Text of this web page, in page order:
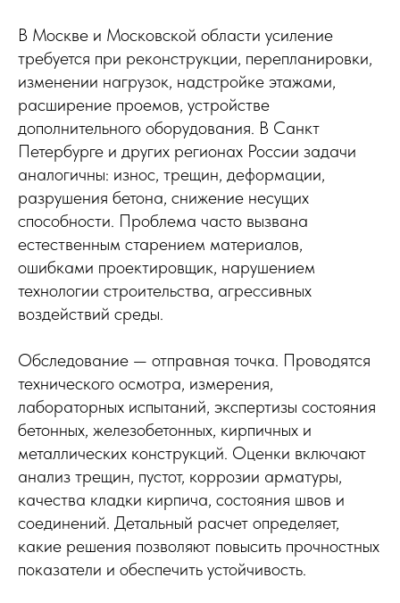
В Москве и Московской области усиление
требуется при реконструкции, перепланировки,
изменении нагрузок, надстройке этажами,
расширение проемов, устройстве
дополнительного оборудования. В Санкт
Петербурге и других регионах России задачи
аналогичны: износ, трещин, деформации,
разрушения бетона, снижение несущих
способности. Проблема часто вызвана
естественным старением материалов,
ошибками проектировщик, нарушением
технологии строительства, агрессивных
воздействий среды.
Обследование — отправная точка. Проводятся
технического осмотра, измерения,
лабораторных испытаний, экспертизы состояния
бетонных, железобетонных, кирпичных и
металлических конструкций. Оценки включают
анализ трещин, пустот, коррозии арматуры,
качества кладки кирпича, состояния швов и
соединений. Детальный расчет определяет,
какие решения позволяют повысить прочностных
показатели и обеспечить устойчивость.